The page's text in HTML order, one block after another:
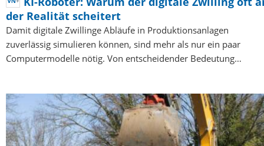
der Realität scheitert
Damit digitale Zwillinge Abläufe in Produktionsanlagen
zuverlässig simulieren können, sind mehr als nur ein paar
Computermodelle nötig. Von entscheidender Bedeutung…